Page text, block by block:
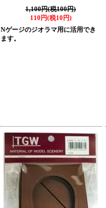
1,100円(税100円)
110円(税10円)
Nゲージのジオラマ用に活用でき
ます。